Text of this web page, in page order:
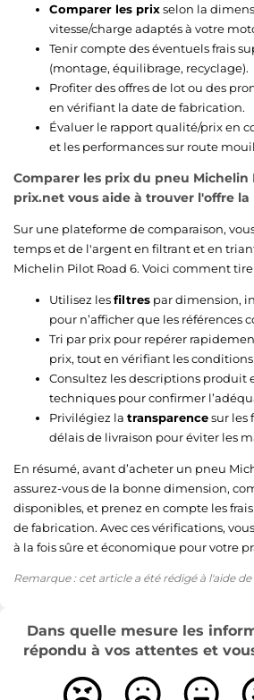
Comparer les prixselon la
vitesse/charge adaptés à votre
Tenir compte des éventuels frais
(montage, équilibrage, recyclage).
Profiter des offres de lot ou des
en vérifiant la date de fabrication.
Évaluer le rapport qualité/prix en
et les performances sur route
Comparer les prix du pneu Michelin
prix.net vous aide à trouver l'offre
Sur une plateforme de comparaison,
temps et de l'argent en filtrant et en
Michelin Pilot Road 6. Voici comment
Utilisez lesfiltres par dimension,
pour n’afficher que les références
Tri par prix pour repérer
prix, tout en vérifiant les conditions
Consultez les descriptions produit
techniques pour confirmer
Privilégiez la transparencesur les
délais de livraison pour éviter les
En résumé, avant d’acheter un pneu
assurez-vous de la bonne dimension,
disponibles, et prenez en compte les
de fabrication. Avec ces vérifications,
à la fois sûre et économique pour votre
Remarque : cet article a été rédigé à l'aide de
Dans quelle mesure les
répondu à vos attentes et